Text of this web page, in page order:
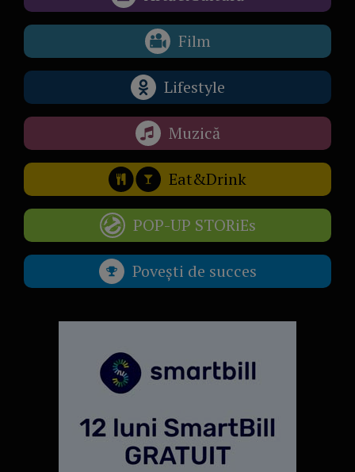
Film
Lifestyle
Muzică
Eat&Drink
POP-UP STORiEs
Povești de succes